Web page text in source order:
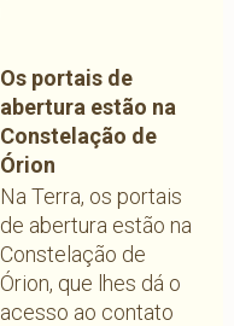
Os portais de
abertura estão na
Constelação de
Órion
Na Terra, os portais
de abertura estão na
Constelação de
Órion, que lhes dá o
acesso ao contato